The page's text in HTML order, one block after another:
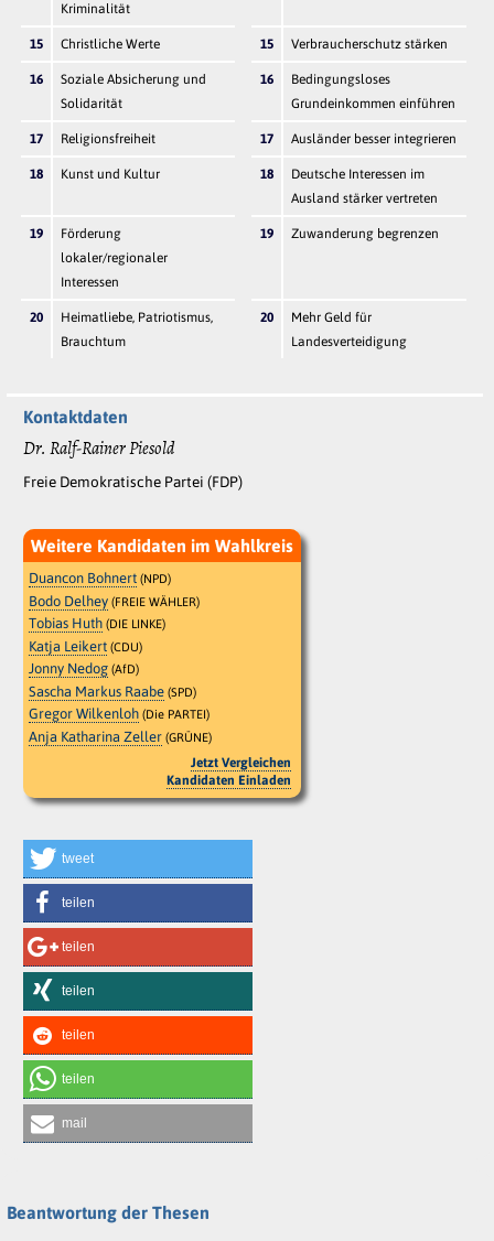
Kriminalität
15 Christliche Werte 15 Verbraucherschutz stärken
16
Soziale Absicherung und
Solidarität
16
Bedingungsloses
Grundeinkommen einführen
17 Religionsfreiheit 17 Ausländer besser integrieren
18 Kunst und Kultur 18
Deutsche Interessen im
Ausland stärker vertreten
19
Förderung
lokaler/regionaler
Interessen
19 Zuwanderung begrenzen
20
Heimatliebe, Patriotismus,
Brauchtum
20
Mehr Geld für
Landesverteidigung
Kontaktdaten
Dr. Ralf-Rainer Piesold
Freie Demokratische Partei (FDP)
Weitere Kandidaten im Wahlkreis
Duancon Bohnert (NPD)
Bodo Delhey (FREIE WÄHLER)
Tobias Huth (DIE LINKE)
Katja Leikert (CDU)
Jonny Nedog (AfD)
Sascha Markus Raabe (SPD)
Gregor Wilkenloh (Die PARTEI)
Anja Katharina Zeller (GRÜNE)
Jetzt Vergleichen
Kandidaten Einladen
tweet
teilen
teilen
teilen
teilen
teilen
mail
Beantwortung der Thesen